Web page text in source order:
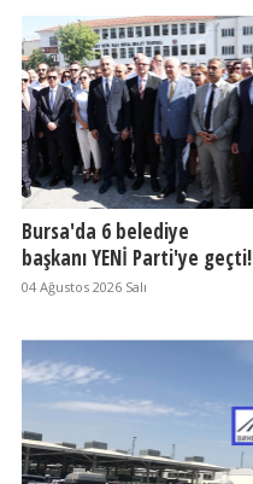
Bursa'da 6 belediye
başkanı YENİ Parti'ye geçti!
04 Ağustos 2026 Salı